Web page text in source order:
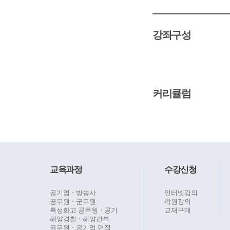
강좌구성
커리큘럼
교육과정
공기업ㆍ방송사
공무원ㆍ군무원
특성화고 공무원ㆍ공기
해양경찰ㆍ해양간부
공무원ㆍ공기업 면접
수강신청
인터넷강의
학원강의
교재구매